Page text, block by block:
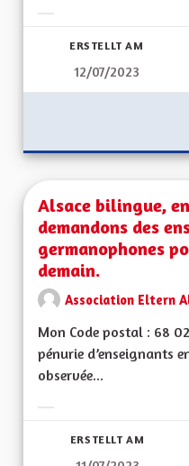
ERSTELLT AM
12/07/2023
Alsace bilingue,
demandons des
germanophones
demain.
Association Eltern
Mon Code postal : 68
pénurie d’enseignants
observée...
ERSTELLT AM